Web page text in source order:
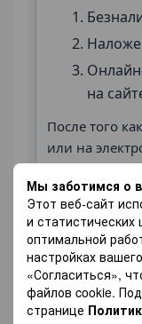
Мы заботимся о
Этот веб-сайт
и
оптимальной
настройках
«Согласиться»,
файлов cookie.
странице
на
После того
или на
регистрации,
оплаты и
Описание